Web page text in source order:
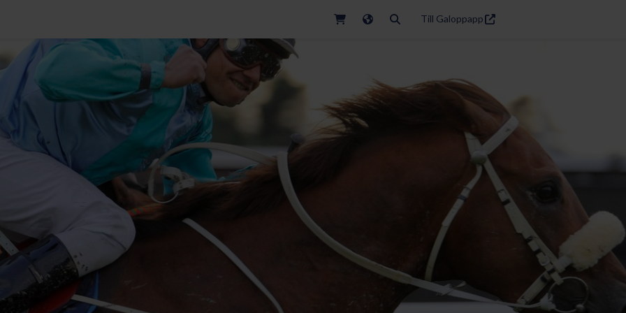
Till Galoppapp